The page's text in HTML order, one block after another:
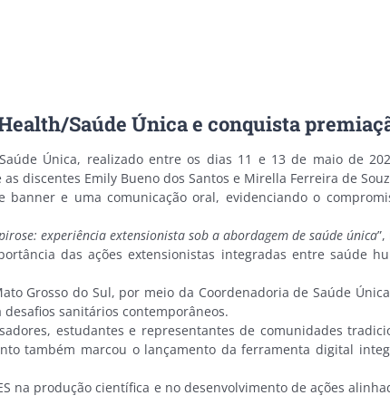
Saúde Única e conquista
Única, realizado entre os dias 11 e 13 de maio de
discentes Emily Bueno dos Santos e Mirella Ferreira de
e uma comunicação oral, evidenciando o
experiência extensionista sob a abordagem de saúde única
das ações extensionistas integradas entre saúde
Grosso do Sul, por meio da Coordenadoria de Saúde
sanitários contemporâneos.
estudantes e representantes de comunidades
também marcou o lançamento da ferramenta digital
produção científica e no desenvolvimento de ações